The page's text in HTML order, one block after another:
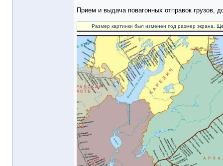
Прием и выдача повагонных отправок грузов,
Размер картинки был изменен под размер экрана.